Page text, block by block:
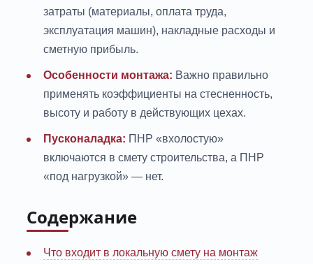
затраты (материалы, оплата труда,
эксплуатация машин), накладные расходы и
сметную прибыль.
Особенности монтажа: Важно правильно
применять коэффициенты на стесненность,
высоту и работу в действующих цехах.
Пусконаладка: ПНР «вхолостую»
включаются в смету строительства, а ПНР
«под нагрузкой» — нет.
Содержание
Что входит в локальную смету на монтаж